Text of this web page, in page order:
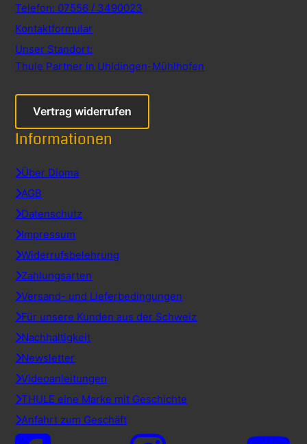
Telefon: 07556 / 3490023
Kontaktformular
Unser Standort:
Thule Partner in Uhldingen-Mühlhofen
Vertrag widerrufen
Informationen
Über Dioma
AGB
Datenschutz
Impressum
Widerrufsbelehrung
Zahlungsarten
Versand- und Lieferbedingungen
Für unsere Kunden aus der Schweiz
Nachhaltigkeit
Newsletter
Videoanleitungen
THULE eine Marke mit Geschichte
Anfahrt zum Geschäft